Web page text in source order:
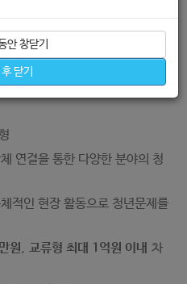
안 창닫기
닫기
한 청년지역교류 프로젝트 모델
세)인 법인, 기업, 단체
의 청년단체 2개 이상이 컨소
연결을 통한 다양한 분야의 청
적인 현장 활동으로 청년문제를
원, 교류형 최대 1억원 이내 차